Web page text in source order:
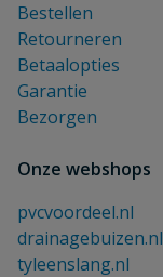
Bestellen
Retourneren
Betaalopties
Garantie
Bezorgen
Onze webshops
pvcvoordeel.nl
drainagebuizen.nl
tyleenslang.nl